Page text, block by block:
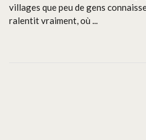
villages que peu de gens
ralentit vraiment, où ...